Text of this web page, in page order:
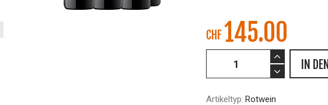
CHF145.00
IN
Artikeltyp: Rotwein